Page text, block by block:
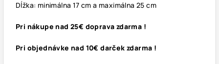
Dĺžka: minimálna 17 cm a maximálna 25 cm
Pri nákupe nad 25€ doprava zdarma !
Pri objednávke nad 10€ darček zdarma !